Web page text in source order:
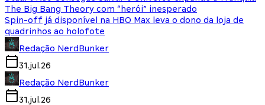
The Big Bang Theory com “herói” inesperado
Spin-off já disponível na HBO Max leva o dono da loja de
quadrinhos ao holofote
Redação NerdBunker
31.jul.26
Redação NerdBunker
31.jul.26